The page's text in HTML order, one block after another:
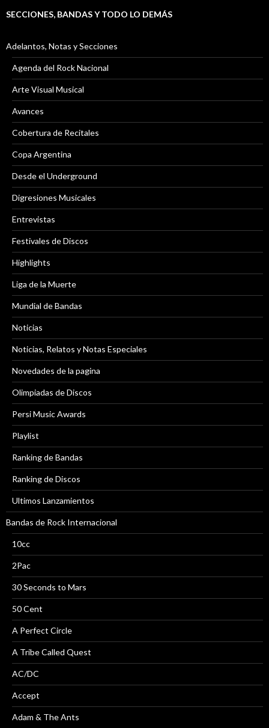
SECCIONES, BANDAS Y TODO LO DEMÁS
Adelantos, Notas y Secciones
Agenda del Rock Nacional
Arte Visual Musical
Avances
Cobertura de Recitales
Copa Argentina
Desde el Underground
Digresiones Musicales
Entrevistas
Festivales de Discos
Highlights
Liga de la Muerte
Mundial de Bandas
Noticias
Noticias, Relatos y Notas Especiales
Novedades de la pagina
Olimpiadas de Discos
Persi Music Awards
Playlist
Ranking de Bandas
Ranking de Discos
Ultimos Lanzamientos
Bandas de Rock Internacional
10cc
2Pac
30 Seconds to Mars
50 Cent
A Perfect Circle
A Tribe Called Quest
AC/DC
Accept
Adam & The Ants